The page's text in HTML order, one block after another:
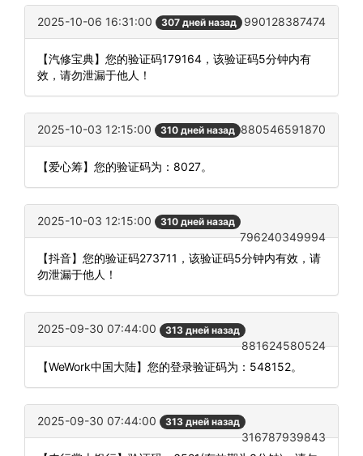
2025-10-06 16:31:00 307 дней назад 990128387474
【汽修宝典】您的验证码179164，该验证码5分钟内有
效，请勿泄漏于他人！
2025-10-03 12:15:00 310 дней назад 880546591870
【爱心筹】您的验证码为：8027。
2025-10-03 12:15:00 310 дней назад
796240349994
【抖音】您的验证码273711，该验证码5分钟内有效，请
勿泄漏于他人！
2025-09-30 07:44:00 313 дней назад
881624580524
【WeWork中国大陆】您的登录验证码为：548152。
2025-09-30 07:44:00 313 дней назад
316787939843